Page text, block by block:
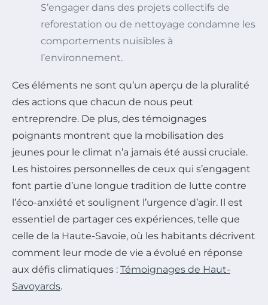
S’engager dans des projets collectifs de
reforestation ou de nettoyage condamne les
comportements nuisibles à
l’environnement.
Ces éléments ne sont qu’un aperçu de la pluralité
des actions que chacun de nous peut
entreprendre. De plus, des témoignages
poignants montrent que la mobilisation des
jeunes pour le climat n’a jamais été aussi cruciale.
Les histoires personnelles de ceux qui s’engagent
font partie d’une longue tradition de lutte contre
l’éco-anxiété et soulignent l’urgence d’agir. Il est
essentiel de partager ces expériences, telle que
celle de la Haute-Savoie, où les habitants décrivent
comment leur mode de vie a évolué en réponse
aux défis climatiques : Témoignages de Haut-
Savoyards.